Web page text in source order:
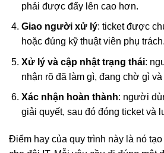
phải được đẩy lên cao hơn.
Giao người xử lý: ticket được
hoặc đúng kỹ thuật viên phụ trách.
Xử lý và cập nhật trạng thái:
nhận rõ đã làm gì, đang chờ gì
Xác nhận hoàn thành: người
giải quyết, sau đó đóng ticket và
Điểm hay của quy trình này là nó tạo